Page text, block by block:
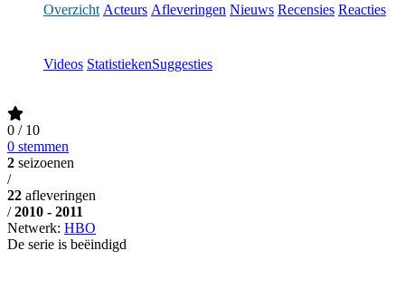
Overzicht Acteurs Afleveringen Nieuws Recensies Reacties
Videos StatistiekenSuggesties
0 / 10
0 stemmen
2 seizoenen
/
22 afleveringen
/ 2010 - 2011
Netwerk: HBO
De serie is beëindigd